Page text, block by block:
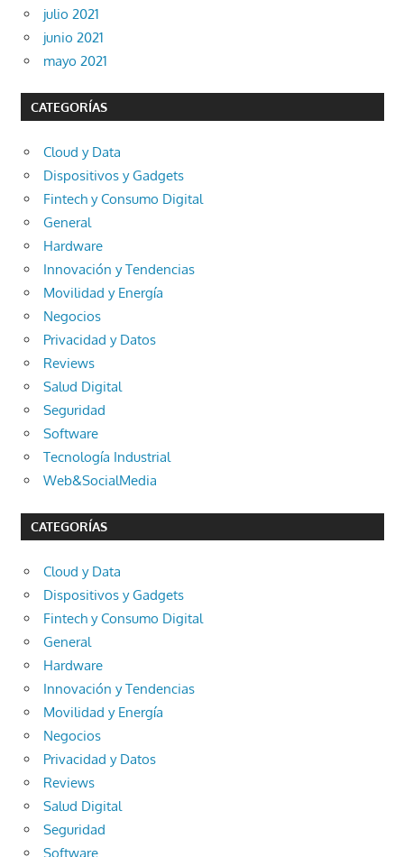
julio 2021
junio 2021
mayo 2021
CATEGORÍAS
Cloud y Data
Dispositivos y Gadgets
Fintech y Consumo Digital
General
Hardware
Innovación y Tendencias
Movilidad y Energía
Negocios
Privacidad y Datos
Reviews
Salud Digital
Seguridad
Software
Tecnología Industrial
Web&SocialMedia
CATEGORÍAS
Cloud y Data
Dispositivos y Gadgets
Fintech y Consumo Digital
General
Hardware
Innovación y Tendencias
Movilidad y Energía
Negocios
Privacidad y Datos
Reviews
Salud Digital
Seguridad
Software